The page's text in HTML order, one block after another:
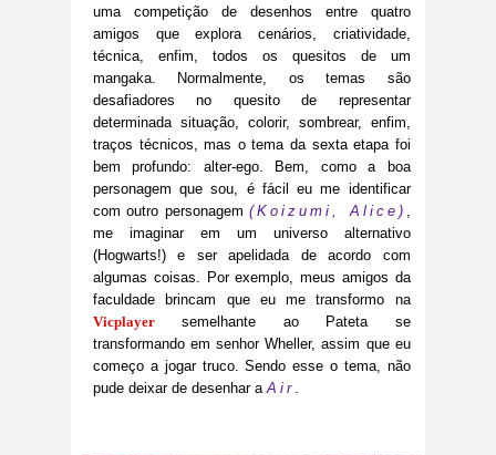
uma competição de desenhos entre quatro
amigos que explora cenários, criatividade,
técnica, enfim, todos os quesitos de um
mangaka. Normalmente, os temas são
desafiadores no quesito de representar
determinada situação, colorir, sombrear, enfim,
traços técnicos, mas o tema da sexta etapa foi
bem profundo: alter-ego. Bem, como a boa
personagem que sou, é fácil eu me identificar
com outro personagem(Koizumi, Alice) ,
me imaginar em um universo alternativo
(Hogwarts!) e ser apelidada de acordo com
algumas coisas. Por exemplo, meus amigos da
faculdade brincam que eu me transformo na
Vicplayer semelhante ao Pateta se
transformando em senhor Wheller, assim que eu
começo a jogar truco. Sendo esse o tema, não
pude deixar de desenhar aAir .